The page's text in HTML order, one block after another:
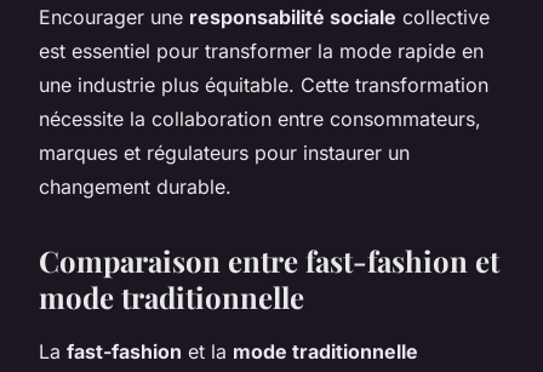
Encourager une responsabilité sociale collective
est essentiel pour transformer la mode rapide en
une industrie plus équitable. Cette transformation
nécessite la collaboration entre consommateurs,
marques et régulateurs pour instaurer un
changement durable.
Comparaison entre fast-fashion et
mode traditionnelle
La fast-fashion et la mode traditionnelle